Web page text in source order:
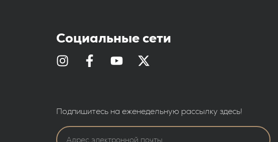
Социальные сети
Подпишитесь на еженедельную рассылку здесь!